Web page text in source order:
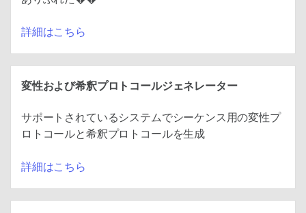
詳細はこちら
変性および希釈プロトコールジェネレーター
サポートされているシステムでシーケンス用の変性プ
ロトコールと希釈プロトコールを生成
詳細はこちら